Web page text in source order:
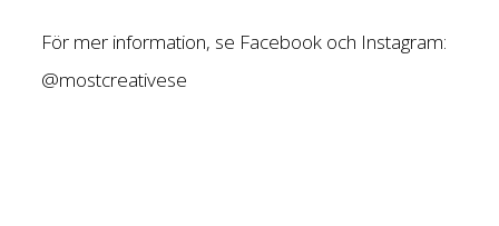
För mer information, se Facebook och Instagram:
@mostcreativese